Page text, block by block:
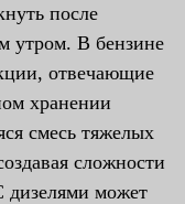
после
утром. В бензине
отвечающие
хранении
смесь тяжелых
сложности
дизелями может